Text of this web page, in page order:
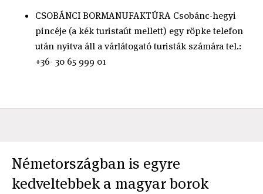
CSOBÁNCI BORMANUFAKTÚRA Csobánc-hegyi
pincéje (a kék turistaút mellett) egy röpke telefon
után nyitva áll a várlátogató turisták számára tel.:
+36- 30 65 999 01
Németországban is egyre
kedveltebbek a magyar borok